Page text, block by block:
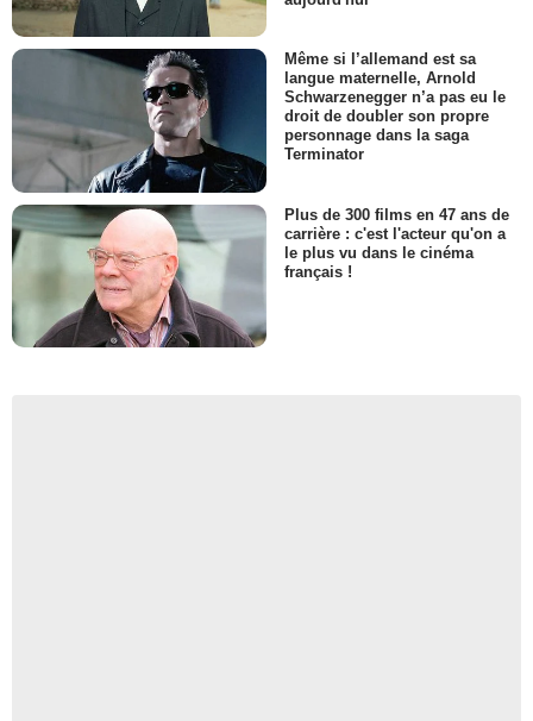
Même si l’allemand est sa
langue maternelle, Arnold
Schwarzenegger n’a pas eu le
droit de doubler son propre
personnage dans la saga
Terminator
Plus de 300 films en 47 ans de
carrière : c'est l'acteur qu'on a
le plus vu dans le cinéma
français !